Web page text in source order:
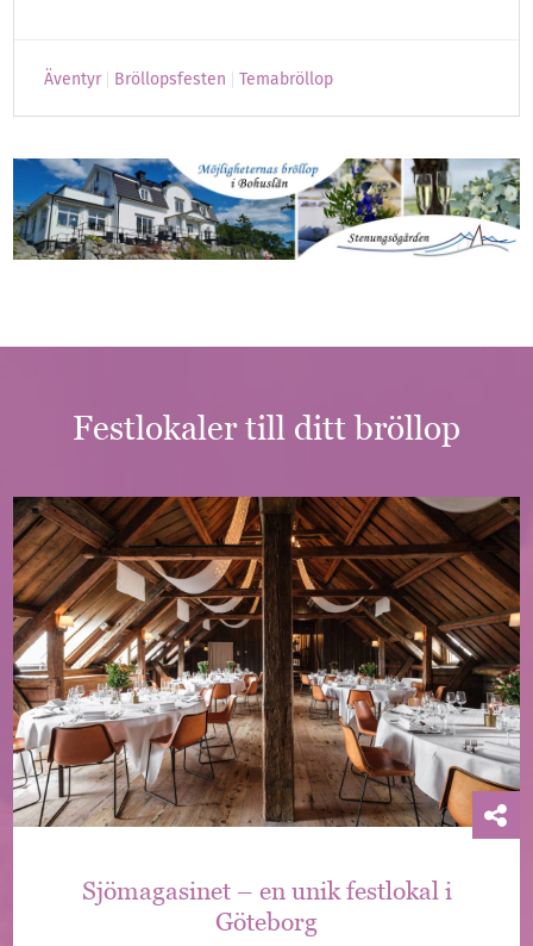
Äventyr Bröllopsfesten Temabröllop
Festlokaler till ditt bröllop
Sjömagasinet – en unik festlokal i
Göteborg